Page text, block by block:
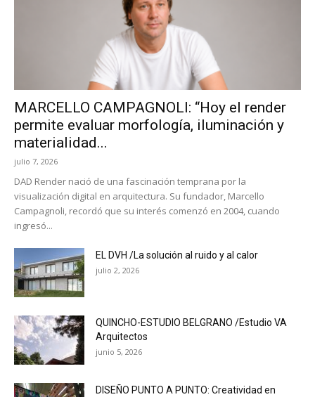
MARCELLO CAMPAGNOLI: “Hoy el render
permite evaluar morfología, iluminación y
materialidad...
julio 7, 2026
DAD Render nació de una fascinación temprana por la
visualización digital en arquitectura. Su fundador, Marcello
Campagnoli, recordó que su interés comenzó en 2004, cuando
ingresó...
EL DVH /La solución al ruido y al calor
julio 2, 2026
QUINCHO-ESTUDIO BELGRANO /Estudio VA
Arquitectos
junio 5, 2026
DISEÑO PUNTO A PUNTO: Creatividad en